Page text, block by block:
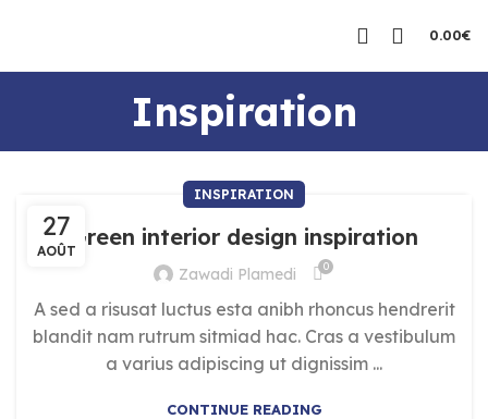
0.00€
Inspiration
27
AOÛT
INSPIRATION
Green interior design inspiration
Zawadi Plamedi 0
A sed a risusat luctus esta anibh rhoncus hendrerit
blandit nam rutrum sitmiad hac. Cras a vestibulum
a varius adipiscing ut dignissim ...
CONTINUE READING